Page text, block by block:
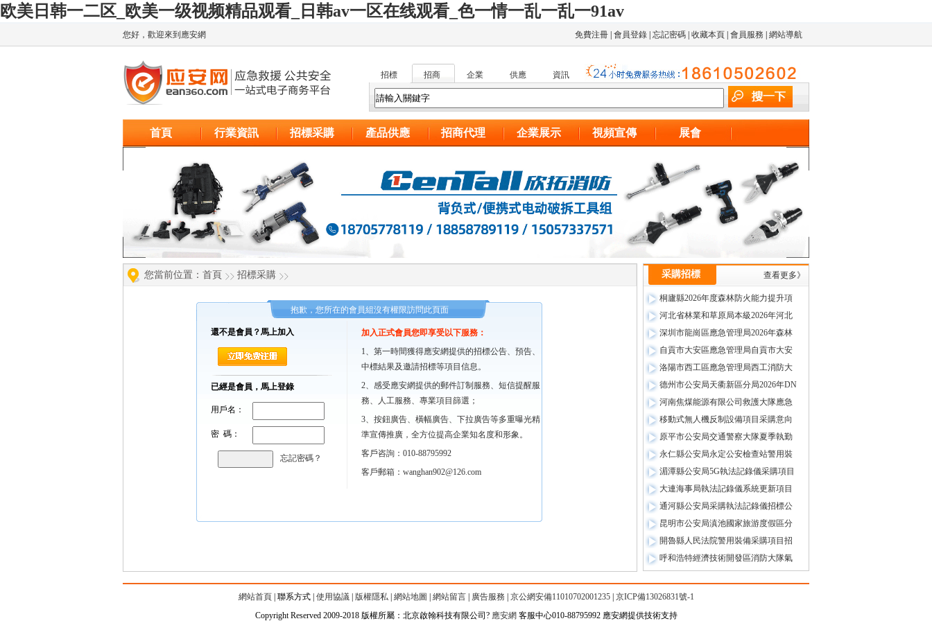
欧美日韩一二区_欧美一级视频精品观看_日韩av一区在线观看_色一情一乱一乱一91av
您好，歡迎來到應安網 免費注冊 會員登錄 忘記密碼 收藏本頁 會員服務 網站導航
廣告
招標 招商 企業 供應 資訊
首頁 行業資訊 招標采購 產品供應 招商代理 企業展示 視頻宣傳 展會
您當前位置： 首頁 招標采購
抱歉，您所在的會員組沒有權限訪問此頁面
還不是會員？馬上加入
已經是會員，馬上登錄
用戶名：
密 碼：
忘記密碼？
加入正式會員您即享受以下服務：
1、第一時間獲得應安網提供的招標公告、預告、
中標結果及邀請招標等項目信息。
2、感受應安網提供的郵件訂制服務、短信提醒服
務、人工服務、專業項目篩選；
3、按鈕廣告、橫幅廣告、下拉廣告等多重曝光精
準宣傳推廣，全方位提高企業知名度和形象。
客戶咨詢：010-88795992
客戶郵箱：wanghan902@126.com
采購招標 查看更多》
桐廬縣2026年度森林防火能力提升項
河北省林業和草原局本級2026年河北
深圳市龍崗區應急管理局2026年森林
自貢市大安區應急管理局自貢市大安
洛陽市西工區應急管理局西工消防大
德州市公安局天衢新區分局2026年DN
河南焦煤能源有限公司救護大隊應急
移動式無人機反制設備項目采購意向
原平市公安局交通警察大隊夏季執勤
永仁縣公安局永定公安檢查站警用裝
湄潭縣公安局5G執法記錄儀采購項目
大連海事局執法記錄儀系統更新項目
通河縣公安局采購執法記錄儀招標公
昆明市公安局滇池國家旅游度假區分
開魯縣人民法院警用裝備采購項目招
呼和浩特經濟技術開發區消防大隊氣
網站首頁| 聯系方式| 使用協議| 版權隱私| 網站地圖 網站留言| 廣告服務 京公網安備11010702001235| 京ICP備13026831號-1
Copyright Reserved 2009-2018 版權所屬：北京啟翰科技有限公司? 應安網 客服中心010-88795992 應安網提供技術支持